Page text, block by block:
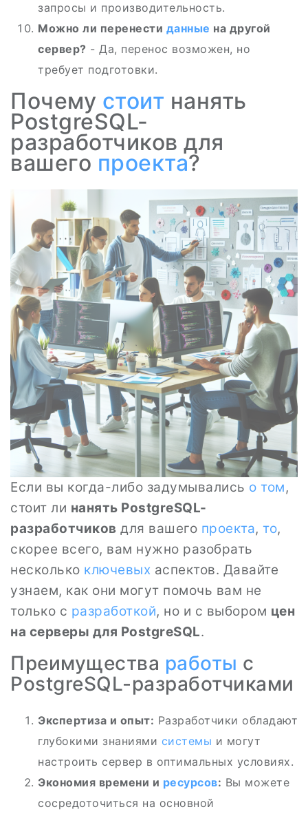
запросы и производительность.
Можно ли перенести данные на другой
сервер? - Да, перенос возможен, но
требует подготовки.
Почему стоит нанять
PostgreSQL-
разработчиков для
вашего проекта?
Если вы когда-либо задумывались о том,
стоит ли нанять PostgreSQL-
разработчиков для вашего проекта, то,
скорее всего, вам нужно разобрать
несколько ключевых аспектов. Давайте
узнаем, как они могут помочь вам не
только с разработкой, но и с выбором цен
на серверы для PostgreSQL.
Преимущества работы с
PostgreSQL-разработчиками
Экспертиза и опыт: Разработчики обладают
глубокими знаниями системы и могут
настроить сервер в оптимальных условиях.
Экономия времени и ресурсов: Вы можете
сосредоточиться на основной